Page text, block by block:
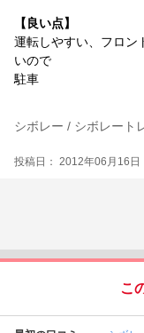
【良い点】
運転しやすい、フロン
いので
駐車
シボレー / シボレート
投稿日： 2012年06月16日
こ